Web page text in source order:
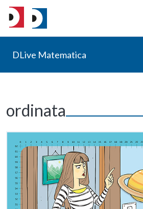
DLive Matematica
ordinata